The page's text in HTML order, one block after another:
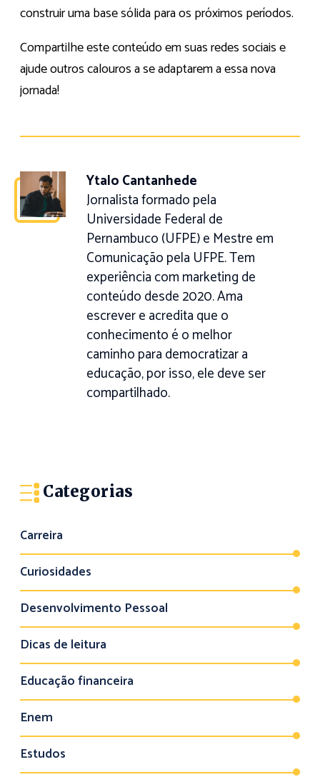
construir uma base sólida para os próximos períodos.
Compartilhe este conteúdo em suas redes sociais e
ajude outros calouros a se adaptarem a essa nova
jornada!
Ytalo Cantanhede
Jornalista formado pela
Universidade Federal de
Pernambuco (UFPE) e Mestre em
Comunicação pela UFPE. Tem
experiência com marketing de
conteúdo desde 2020. Ama
escrever e acredita que o
conhecimento é o melhor
caminho para democratizar a
educação, por isso, ele deve ser
compartilhado.
Categorias
Carreira
Curiosidades
Desenvolvimento Pessoal
Dicas de leitura
Educação financeira
Enem
Estudos